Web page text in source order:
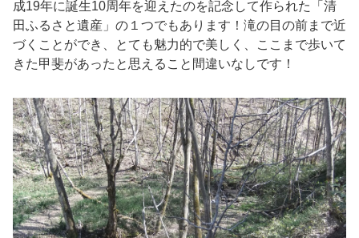
成19年に誕生10周年を迎えたのを記念して作られた「清
田ふるさと遺産」の１つでもあります！滝の目の前まで近
づくことができ、とても魅力的で美しく、ここまで歩いて
きた甲斐があったと思えること間違いなしです！